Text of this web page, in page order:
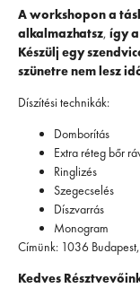
A workshopon a
alkalmazhatsz, így
Készülj egy
szünetre nem lesz
Díszítési technikák:
Domborítás
Extra réteg bőr
Ringlizés
Szegecselés
Díszvarrás
Monogram
Címünk: 1036
Kedves